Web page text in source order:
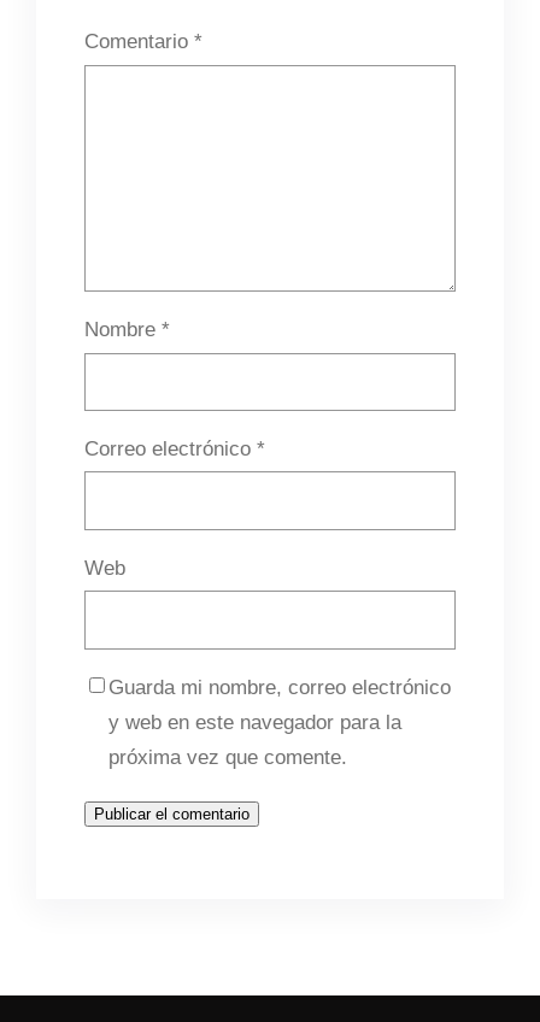
Comentario *
Nombre *
Correo electrónico *
Web
Guarda mi nombre, correo electrónico
y web en este navegador para la
próxima vez que comente.